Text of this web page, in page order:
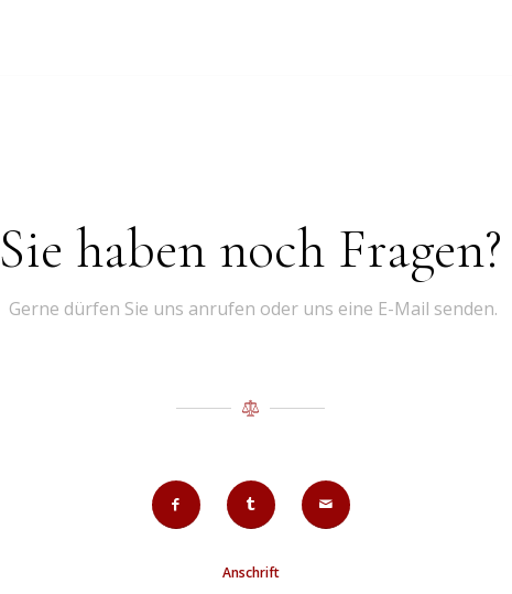
Sie haben noch Fragen?
Gerne dürfen Sie uns anrufen oder uns eine E-Mail senden.
Anschrift